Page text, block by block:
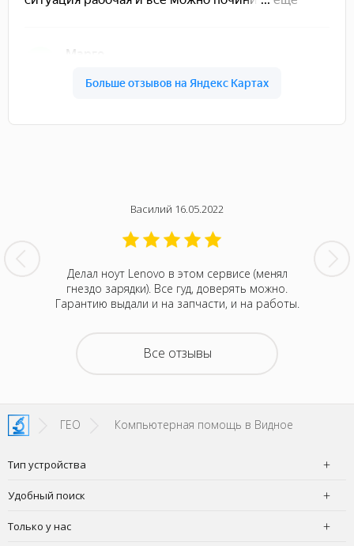
за
Василий 16.05.2022
Делал ноут Lenovo в этом сервисе (менял
гнездо зарядки). Все гуд, доверять можно.
Гарантию выдали и на запчасти, и на работы.
Была
не
Все отзывы
ГЕО Компьютерная помощь в Видное
Тип устройства
Удобный поиск
Только у нас